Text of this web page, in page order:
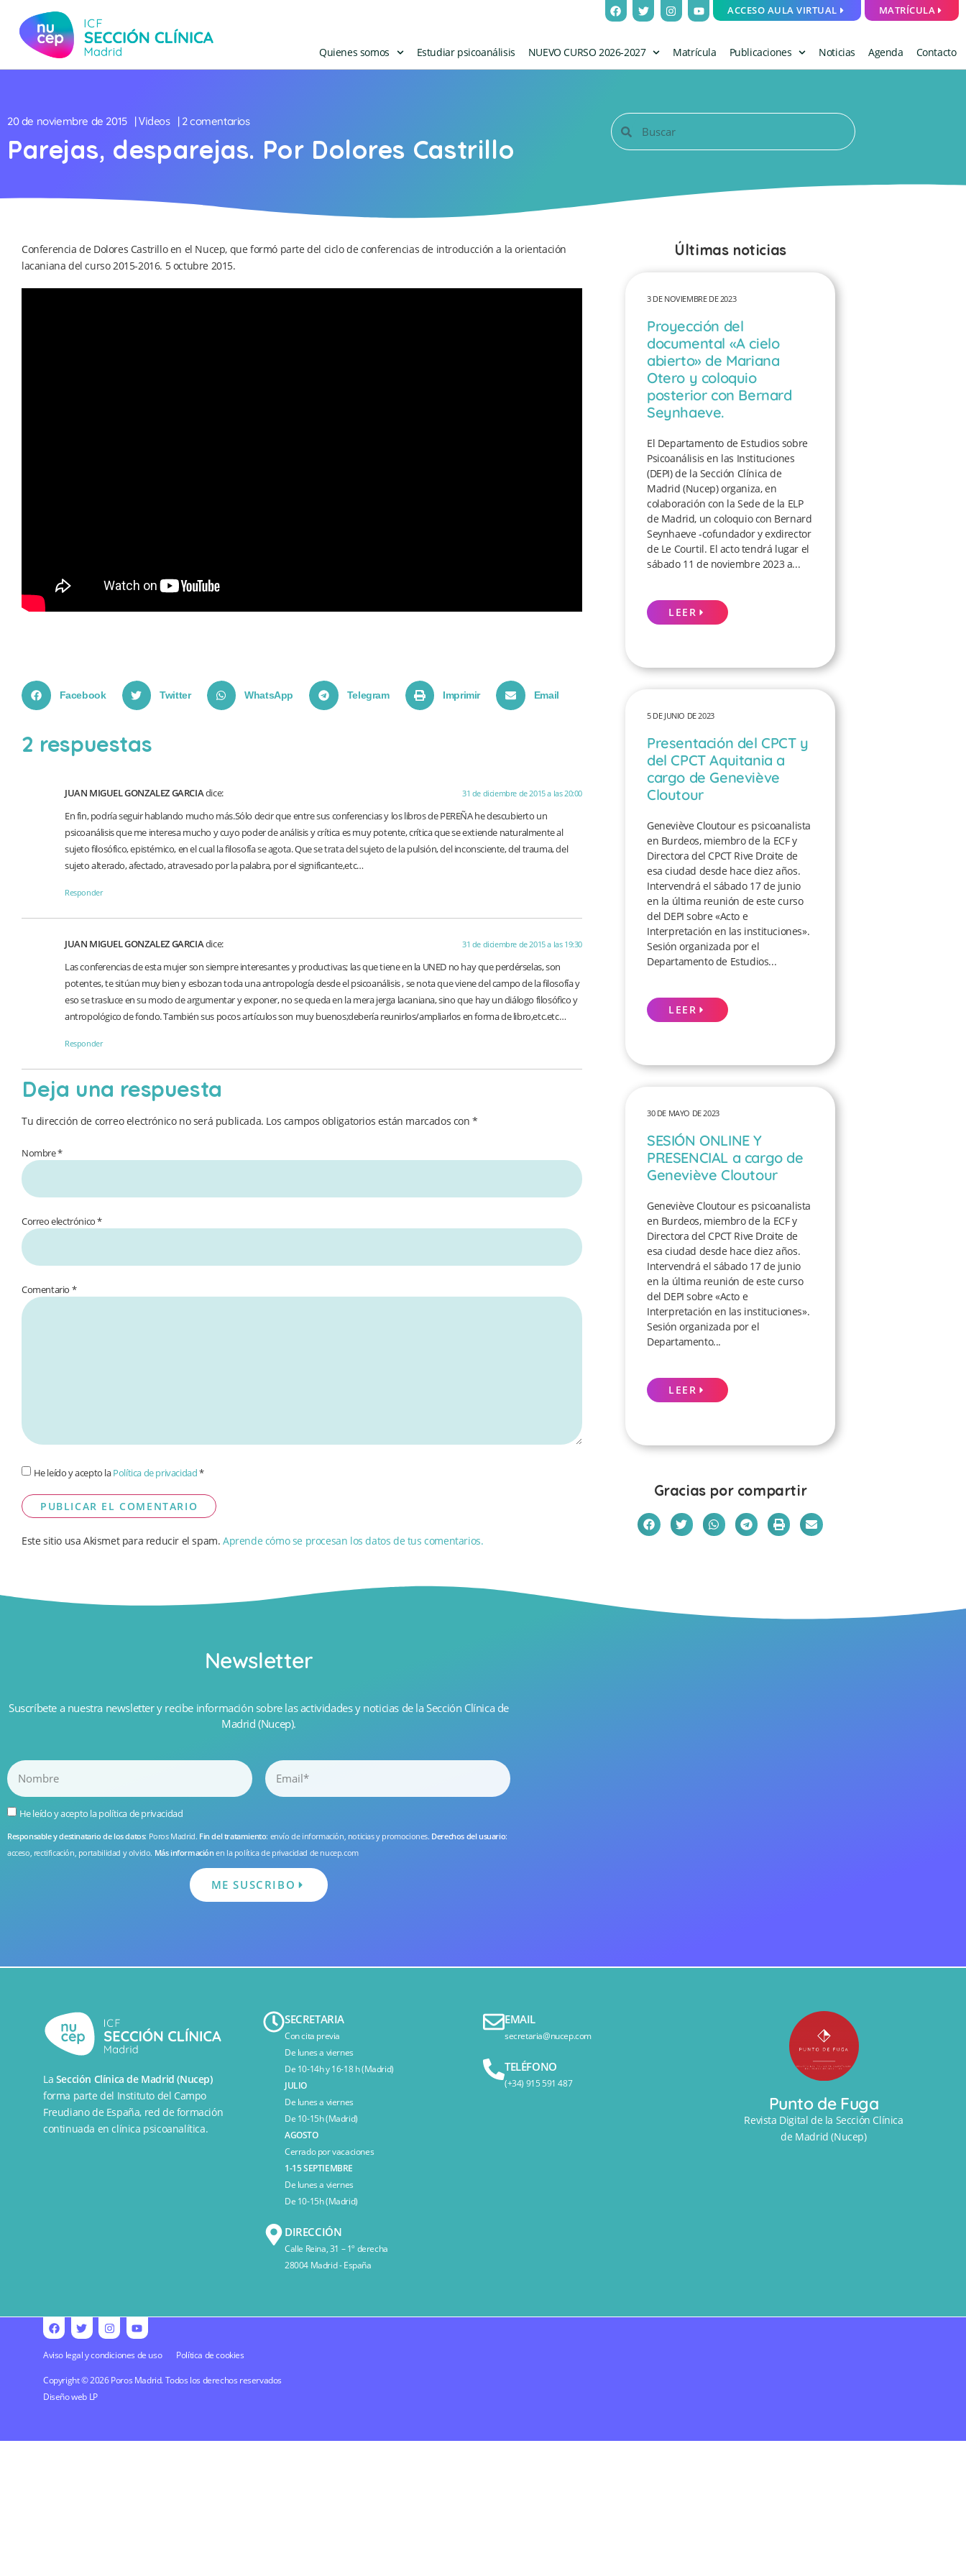
ACCESO AULA VIRTUAL MATRÍCULA
Quienes somos Estudiar psicoanálisis NUEVO CURSO 2026-2027 Matrícula Publicaciones Noticias Agenda Contacto
20 de noviembre de 2015 |Videos | 2 comentarios
Parejas, desparejas. Por Dolores Castrillo
Conferencia de Dolores Castrillo en el Nucep, que formó parte del ciclo de conferencias de introducción a la orientación
lacaniana del curso 2015-2016. 5 octubre 2015.
Facebook Twitter WhatsApp Telegram Imprimir Email
2 respuestas
JUAN MIGUEL GONZALEZ GARCIAdice: 31 de diciembre de 2015 a las 20:00
En fin, podría seguir hablando mucho más.Sólo decir que entre sus conferencias y los libros de PEREÑA he descubierto un
psicoanálisis que me interesa mucho y cuyo poder de análisis y crítica es muy potente, crítica que se extiende naturalmente al
sujeto filosófico, epistémico, en el cual la filosofía se agota. Que se trata del sujeto de la pulsión, del inconsciente, del trauma, del
sujeto alterado, afectado, atravesado por la palabra, por el significante,etc…
Responder
JUAN MIGUEL GONZALEZ GARCIAdice: 31 de diciembre de 2015 a las 19:30
Las conferencias de esta mujer son siempre interesantes y productivas; las que tiene en la UNED no hay que perdérselas, son
potentes, te sitúan muy bien y esbozan toda una antropología desde el psicoanálisis , se nota que viene del campo de la filosofía y
eso se trasluce en su modo de argumentar y exponer, no se queda en la mera jerga lacaniana, sino que hay un diálogo filosófico y
antropológico de fondo. También sus pocos artículos son muy buenos;debería reunirlos/ampliarlos en forma de libro,etc.etc…
Responder
Deja una respuesta
Tu dirección de correo electrónico no será publicada. Los campos obligatorios están marcados con*
Nombre *
Correo electrónico *
Comentario *
He leído y acepto laPolítica de privacidad*
Este sitio usa Akismet para reducir el spam.Aprende cómo se procesan los datos de tus comentarios.
Últimas noticias
3 DE NOVIEMBRE DE 2023
Proyección del
documental «A cielo
abierto» de Mariana
Otero y coloquio
posterior con Bernard
Seynhaeve.
El Departamento de Estudios sobre
Psicoanálisis en las Instituciones
(DEPI) de la Sección Clínica de
Madrid (Nucep) organiza, en
colaboración con la Sede de la ELP
de Madrid, un coloquio con Bernard
Seynhaeve -cofundador y exdirector
de Le Courtil. El acto tendrá lugar el
sábado 11 de noviembre 2023 a...
LEER
5 DE JUNIO DE 2023
Presentación del CPCT y
del CPCT Aquitania a
cargo de Geneviève
Cloutour
Geneviève Cloutour es psicoanalista
en Burdeos, miembro de la ECF y
Directora del CPCT Rive Droite de
esa ciudad desde hace diez años.
Intervendrá el sábado 17 de junio
en la última reunión de este curso
del DEPI sobre «Acto e
Interpretación en las instituciones».
Sesión organizada por el
Departamento de Estudios...
LEER
30 DE MAYO DE 2023
SESIÓN ONLINE Y
PRESENCIAL a cargo de
Geneviève Cloutour
Geneviève Cloutour es psicoanalista
en Burdeos, miembro de la ECF y
Directora del CPCT Rive Droite de
esa ciudad desde hace diez años.
Intervendrá el sábado 17 de junio
en la última reunión de este curso
del DEPI sobre «Acto e
Interpretación en las instituciones».
Sesión organizada por el
Departamento...
LEER
Gracias por compartir
Newsletter
Suscríbete a nuestra newsletter y recibe información sobre las actividades y noticias de la Sección Clínica de
Madrid (Nucep).
He leído y acepto lapolítica de privacidad
Responsable y destinatario de los datos: Poros Madrid. Fin del tratamiento: envío de información, noticias y promociones. Derechos del usuario:
acceso, rectificación, portabilidad y olvido. Más información en la política de privacidad de nucep.com
ME SUSCRIBO
La Sección Clínica de Madrid (Nucep)
forma parte del Instituto del Campo
Freudiano de España, red de formación
continuada en clínica psicoanalítica.
SECRETARIA
Con cita previa
De lunes a viernes
De 10-14h y 16-18 h (Madrid)
JULIO
De lunes a viernes
De 10-15h (Madrid)
AGOSTO
Cerrado por vacaciones
1-15 SEPTIEMBRE
De lunes a viernes
De 10-15h (Madrid)
DIRECCIÓN
Calle Reina, 31 – 1º derecha
28004 Madrid - España
EMAIL
secretaria@nucep.com
TELÉFONO
(+34) 915 591 487
Punto de Fuga
Revista Digital de la Sección Clínica
de Madrid (Nucep)
Aviso legal y condiciones de uso Política de cookies
Copyright © 2026 Poros Madrid. Todos los derechos reservados
Diseño web LP